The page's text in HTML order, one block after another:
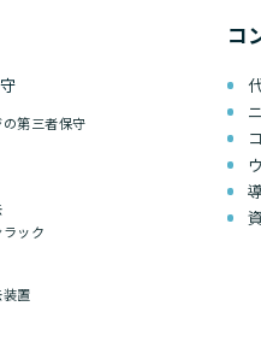
の第三者保守
ック
置
コ